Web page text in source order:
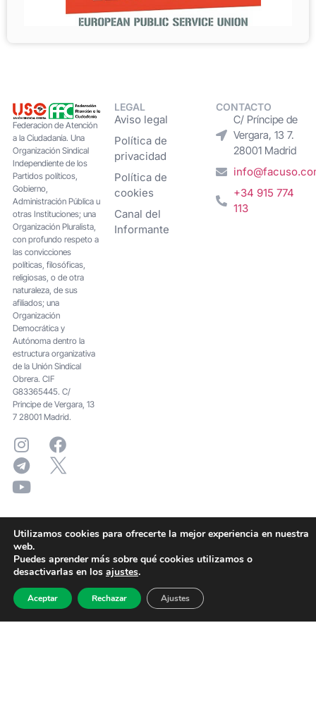
Federacion de Atención
a la Ciudadanía. Una
Organización Sindical
Independiente de los
Partidos políticos,
Gobierno,
Administración Pública u
otras Instituciones; una
Organización Pluralista,
con profundo respeto a
las convicciones
políticas, filosóficas,
religiosas, o de otra
naturaleza, de sus
afiliados; una
Organización
Democrática y
Autónoma dentro la
estructura organizativa
de la Unión Sindical
Obrera. CIF
G83365445. C/
Principe de Vergara, 13
7 28001 Madrid.
LEGAL
Aviso legal
Política de
privacidad
Política de
cookies
Canal del
Informante
CONTACTO
C/ Príncipe de
Vergara, 13 7.
28001 Madrid
+34 915 774
113
Utilizamos cookies para ofrecerte la mejor experiencia en nuestra
web.
Puedes aprender más sobre qué cookies utilizamos o
desactivarlas en los ajustes.
Aceptar Rechazar Ajustes